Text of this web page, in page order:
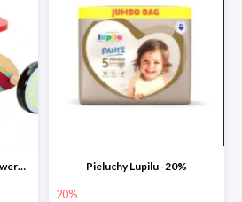
PLAYTIVE® Drewniany rowerek biegowy -33% Pieluchy Lupilu -20%
20%